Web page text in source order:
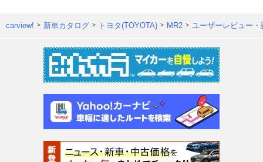
carview! 新車カタログ トヨタ(TOYOTA) MR2 ユーザーレビュー・